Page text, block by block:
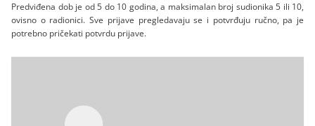
Predviđena dob je od 5 do 10 godina, a maksimalan broj sudionika 5 ili 10,
ovisno o radionici. Sve prijave pregledavaju se i potvrđuju ručno, pa je
potrebno pričekati potvrdu prijave.